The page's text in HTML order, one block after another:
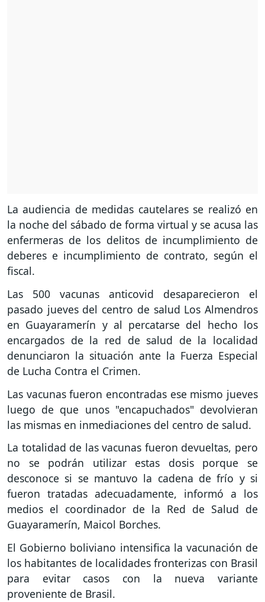
La audiencia de medidas cautelares se realizó en
la noche del sábado de forma virtual y se acusa las
enfermeras de los delitos de incumplimiento de
deberes e incumplimiento de contrato, según el
fiscal.
Las 500 vacunas anticovid desaparecieron el
pasado jueves del centro de salud Los Almendros
en Guayaramerín y al percatarse del hecho los
encargados de la red de salud de la localidad
denunciaron la situación ante la Fuerza Especial
de Lucha Contra el Crimen.
Las vacunas fueron encontradas ese mismo jueves
luego de que unos "encapuchados" devolvieran
las mismas en inmediaciones del centro de salud.
La totalidad de las vacunas fueron devueltas, pero
no se podrán utilizar estas dosis porque se
desconoce si se mantuvo la cadena de frío y si
fueron tratadas adecuadamente, informó a los
medios el coordinador de la Red de Salud de
Guayaramerín, Maicol Borches.
El Gobierno boliviano intensifica la vacunación de
los habitantes de localidades fronterizas con Brasil
para evitar casos con la nueva variante
proveniente de Brasil.